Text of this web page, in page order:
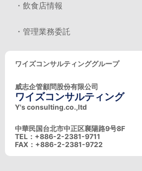
・飲食店情報
・管理業務委託
ワイズコンサルティンググループ
威志企管顧問股份有限公司
ワイズコンサルティング
Y's consulting.co.,ltd
中華民国台北市中正区襄陽路9号8F
TEL：+886-2-2381-9711
FAX：+886-2-2381-9722